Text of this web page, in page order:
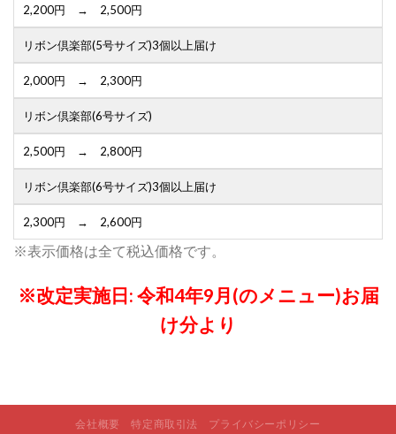
2,200円 → 2,500円
リボン倶楽部(5号サイズ)3個以上届け
2,000円 → 2,300円
リボン倶楽部(6号サイズ)
2,500円 → 2,800円
リボン倶楽部(6号サイズ)3個以上届け
2,300円 → 2,600円
※表示価格は全て税込価格です。
※改定実施日: 令和4年9月(のメニュー)お届
け分より
会社概要 特定商取引法 プライバシーポリシー